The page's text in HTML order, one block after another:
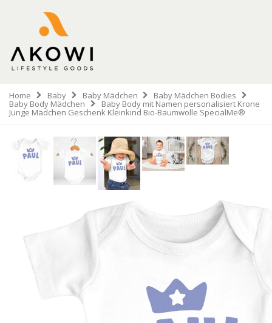
Home Baby Baby Mädchen Baby Mädchen Bodies
Baby Body Mädchen Baby Body mit Namen personalisiert Krone
Junge Mädchen Geschenk Kleinkind Bio-Baumwolle SpecialMe®